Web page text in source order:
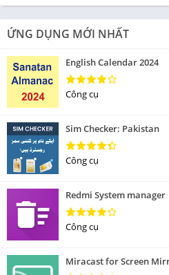
ỨNG DỤNG MỚI NHẤT
English Calendar 2024
Công cụ
Sim Checker: Pakistan
Công cụ
Redmi System
Công cụ
Miracast for Screen